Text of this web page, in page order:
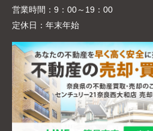
営業時間： 9：00～19：00
定休日： 年末年始